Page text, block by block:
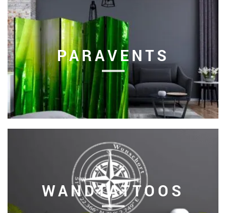
PARAVENTS
WANDTATTOOS